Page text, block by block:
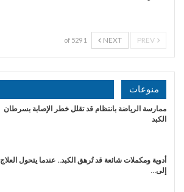
NEXT
1 of 529
منوعات
ممارسة الرياضة بانتظام قد تقلل خطر الإصابة بسرطان
الكبد
أدوية ومكملات شائعة قد تُرهق الكبد.. عندما يتحول العلاج
إلى…